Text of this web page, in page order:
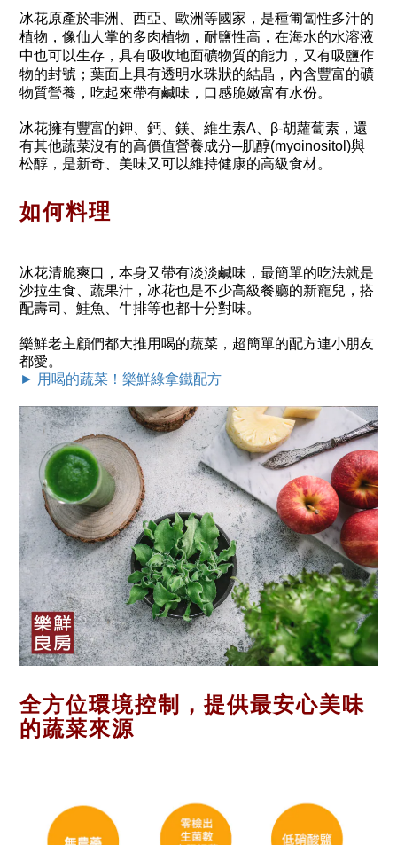
冰花原產於非洲、西亞、歐洲等國家，是種匍匐性多汁的
植物，像仙人掌的多肉植物，耐鹽性高，在海水的水溶液
中也可以生存，具有吸收地面礦物質的能力，又有吸鹽作
物的封號；葉面上具有透明水珠狀的結晶，內含豐富的礦
物質營養，吃起來帶有鹹味，口感脆嫩富有水份。
冰花擁有豐富的鉀、鈣、鎂、維生素A、β-胡蘿蔔素，還
有其他蔬菜沒有的高價值營養成分─肌醇(myoinositol)與
松醇，是新奇、美味又可以維持健康的高級食材。
如何料理
冰花清脆爽口，本身又帶有淡淡鹹味，最簡單的吃法就是
沙拉生食、蔬果汁，冰花也是不少高級餐廳的新寵兒，搭
配壽司、鮭魚、牛排等也都十分對味。
樂鮮老主顧們都大推用喝的蔬菜，超簡單的配方連小朋友
都愛。
► 用喝的蔬菜！樂鮮綠拿鐵配方
全方位環境控制，提供最安心美味
的蔬菜來源